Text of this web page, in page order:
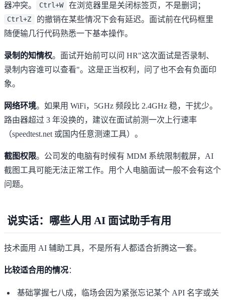
器冲突。
Ctrl+W 在浏览器里是关闭标签页，不是删词；
Ctrl+Z
的撤销在某些情况下会有延迟。面试前在代码框里
随便输几行代码熟悉一下基本操作。
录制的知情权。面试开始前可以问 HR"这次面试是否录制、
录制内容谁可以查看"。这是正当权利，问了也不会有负面印
象。
网络环境。如果用 WiFi，5GHz 频段比 2.4GHz 稳，干扰少。
路由器超过 3 年没换的，建议在面试前测一次上行速率
（speedtest.net 或国内任意测速工具）。
截图权限。公司发的电脑有时候有 MDM 系统限制截屏，AI
截图工具可能无法正常工作。用个人电脑面试一般不会有这个
问题。
说实话：哪些人用 AI 面试助手有用
技术面用 AI 辅助工具，不是所有人都适合折腾这一套。
比较适合用的情况：
基础掌握七八成，临场会因为紧张忘记某个 API 名字或关